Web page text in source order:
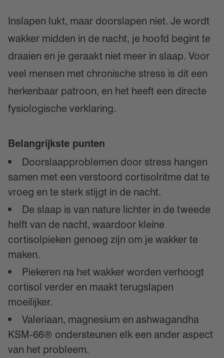
Inslapen lukt, maar doorslapen niet. Je wordt
wakker midden in de nacht, je hoofd begint te
draaien en je geraakt niet meer in slaap. Voor
veel mensen met chronische stress is dit een
herkenbaar patroon, en het heeft een directe
fysiologische verklaring.
Belangrijkste punten
Doorslaapproblemen door stress hangen
samen met een verstoord cortisolritme dat te
vroeg en te sterk stijgt in de nacht.
De slaap is van nature lichter in de tweede
helft van de nacht, waardoor kleine
cortisolpieken genoeg zijn om je wakker te
maken.
Piekeren na het wakker worden verhoogt
cortisol verder en maakt terugslapen
moeilijker.
Valeriaan, magnesium en ashwagandha
KSM-66® ondersteunen elk een ander aspect
van het probleem.